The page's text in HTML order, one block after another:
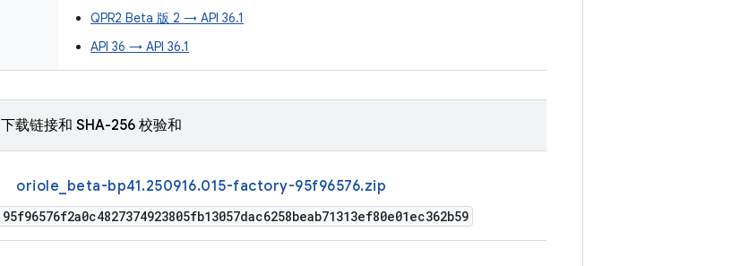
QPR2 Beta 版 2 → API 36.1
API 36 → API 36.1
下载链接和 SHA-256 校验和
oriole_beta-bp41.250916.015-factory-95f96576.zip
95f96576f2a0c4827374923805fb13057dac6258beab71313ef80e01ec362b59